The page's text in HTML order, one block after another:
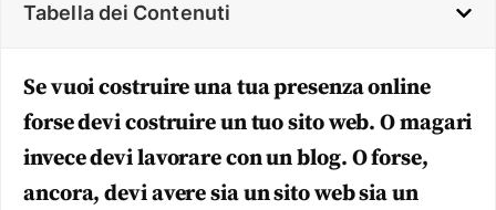
Tabella dei Contenuti
Se vuoi costruire una tua presenza online
forse devi costruire un tuo sito web. O magari
invece devi lavorare con un blog. O forse,
ancora, devi avere sia un sito web sia un